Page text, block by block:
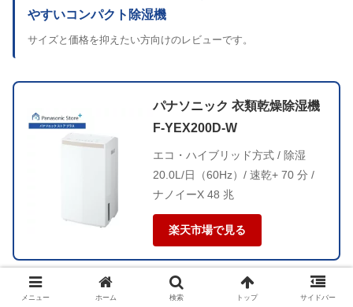
やすいコンパクト除湿機
サイズと価格を抑えたい方向けのレビューです。
パナソニック 衣類乾燥除湿機
F-YEX200D-W
エコ・ハイブリッド方式 / 除湿
20.0L/日（60Hz）/ 速乾+ 70 分 /
ナノイーX 48 兆
楽天市場で見る
メニュー ホーム 検索 トップ サイドバー